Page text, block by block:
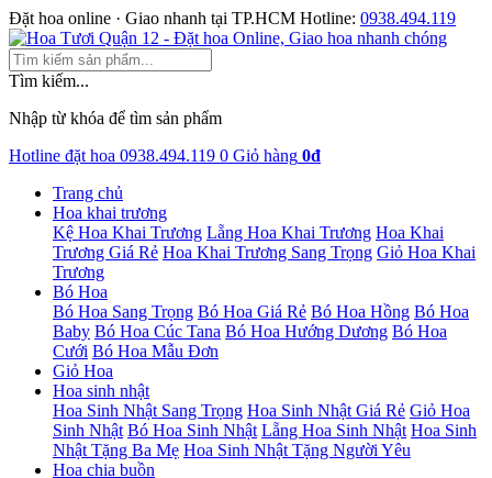
Đặt hoa online · Giao nhanh tại TP.HCM Hotline: 0938.494.119
Tìm kiếm...
Nhập từ khóa để tìm sản phẩm
Hotline đặt hoa 0938.494.119 0 Giỏ hàng 0đ
Trang chủ
Hoa khai trương
Kệ Hoa Khai Trương Lẵng Hoa Khai Trương Hoa Khai
Trương Giá Rẻ Hoa Khai Trương Sang Trọng Giỏ Hoa Khai
Trương
Bó Hoa
Bó Hoa Sang Trọng Bó Hoa Giá Rẻ Bó Hoa Hồng Bó Hoa
Baby Bó Hoa Cúc Tana Bó Hoa Hướng Dương Bó Hoa
Cưới Bó Hoa Mẫu Đơn
Giỏ Hoa
Hoa sinh nhật
Hoa Sinh Nhật Sang Trọng Hoa Sinh Nhật Giá Rẻ Giỏ Hoa
Sinh Nhật Bó Hoa Sinh Nhật Lẵng Hoa Sinh Nhật Hoa Sinh
Nhật Tặng Ba Mẹ Hoa Sinh Nhật Tặng Người Yêu
Hoa chia buồn